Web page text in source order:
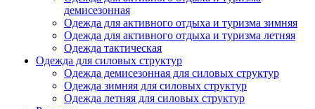
демисезонная
Одежда для активного отдыха и туризма зимняя
Одежда для активного отдыха и туризма летняя
Одежда тактическая
Одежда для силовых структур
Одежда демисезонная для силовых структур
Одежда зимняя для силовых структур
Одежда летняя для силовых структур